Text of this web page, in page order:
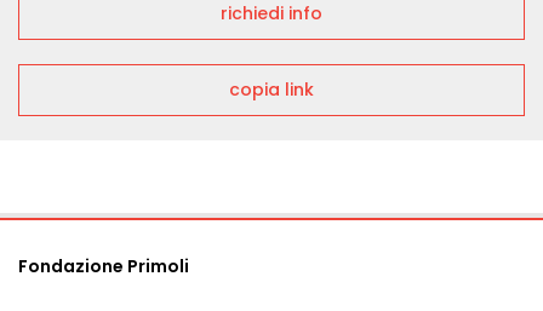
richiedi info
copia link
Fondazione Primoli